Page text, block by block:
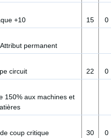
+10 15 0
permanent
circuit 22 0
150% aux machines et
coup critique 30 0